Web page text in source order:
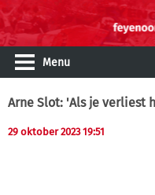
Menu
Arne Slot: 'Als je verliest
29 oktober 2023 19:51